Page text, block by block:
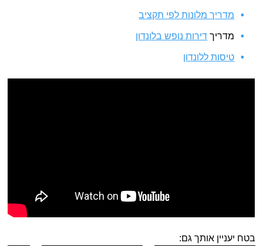
מדריך מלונות לפי תקציב
מדריך דירות נופש בלונדון
טיסות ללונדון
בטח יעניין אותך גם: